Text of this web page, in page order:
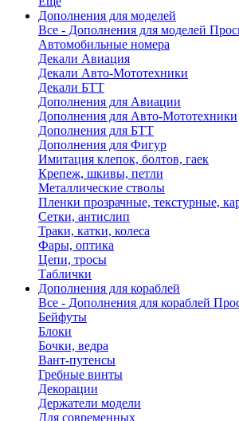
Дополнения для моделей
Все - Дополнения для моделей
Автомобильные номера
Декали Авиация
Декали Авто-Мототехники
Декали БТТ
Дополнения для Авиации
Дополнения для Авто-Мототехники
Дополнения для БТТ
Дополнения для Фигур
Имитация клепок, болтов, гаек
Крепеж, шкивы, петли
Металлические стволы
Пленки прозрачные, текстурные,
Сетки, антислип
Траки, катки, колеса
Фары, оптика
Цепи, тросы
Таблички
Дополнения для кораблей
Все - Дополнения для кораблей
Бейфуты
Блоки
Бочки, ведра
Вант-путенсы
Гребные винты
Декорации
Держатели модели
Для современных